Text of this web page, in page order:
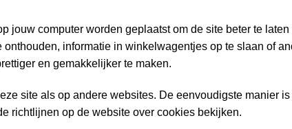
jouw computer worden geplaatst om de site beter te
informatie in winkelwagentjes op te slaan of
en gemakkelijker te maken.
site als op andere websites. De eenvoudigste manier
richtlijnen op de website over cookies bekijken.